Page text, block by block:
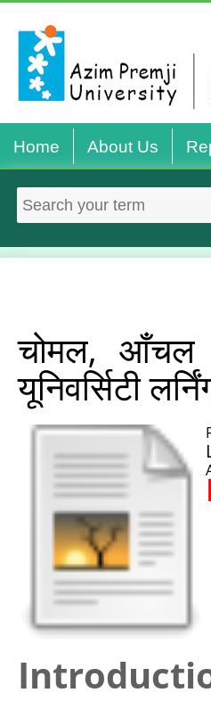
Home About Us
चोमल, आँचल
यूनिवर्सिटी